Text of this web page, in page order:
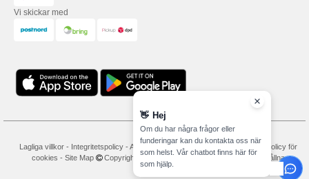
Vi skickar med
Lagliga villkor- Integritetspolicy- Användarvillkor -
Policy för
cookies - Site Map Copyright 2026 needen.se - Alla rättigheter förbehållna
👋 Hej
Om du har några frågor eller
funderingar kan du kontakta oss när
som helst. Vår chatbot finns här för
som hjälp.